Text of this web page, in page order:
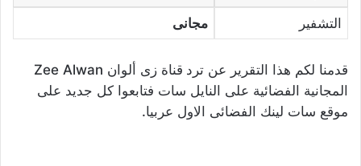
التشفير
مجانى
قدمنا لكم هذا التقرير عن ترد
قناة زى ألوان Zee Alwan
المجانية الفضائية على النايل سات فتابعوا كل جديد على
موقع سات لينك الفضائى الاول عربيا.